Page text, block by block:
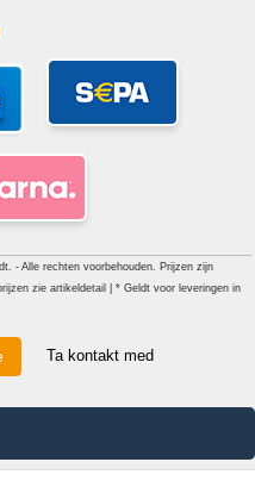
- Alle rechten voorbehouden. Prijzen zijn
zie artikeldetail | * Geldt voor leveringen in
Ta kontakt med